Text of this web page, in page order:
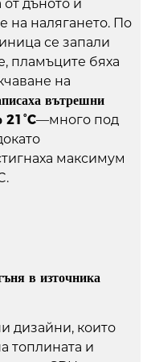
от дъното и
на налягането. По
се запали
пламъците бяха
на
вътрешни
21°C—много под
максимум
в източника
дизайни, които
топлината и